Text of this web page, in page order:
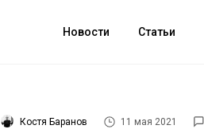
Новости Статьи
Костя Баранов 11 мая 2021